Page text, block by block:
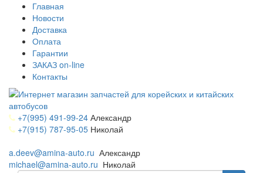
Главная
Новости
Доставка
Оплата
Гарантии
ЗАКАЗ on-line
Контакты
+7(995) 491-99-24 Александр
+7(915) 787-95-05 Николай
a.deev@amina-auto.ru Александр
michael@amina-auto.ru Николай